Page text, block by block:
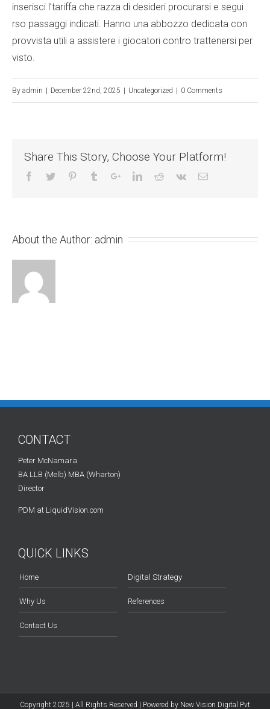
inserisci l’tariffa che razza di desideri procurarsi e segui
rso passaggi indicati. Hanno una abbozzo dedicata con
provvista utili a assistere i giocatori contro trattenersi per
visto.
By admin December 22nd, 2025 Uncategorized 0 Comments
Share This Story, Choose Your Platform!
About the Author: admin
CONTACT
Peter McNamara
BA LLB (Melb) MBA (Wharton)
Director
PDM at LiquidVision.com
QUICK LINKS
Home Digital Strategy
Why Us References
Contact Us
Copyright 2025 | All Rights Reserved | Powered by New Vision Digital Pvt